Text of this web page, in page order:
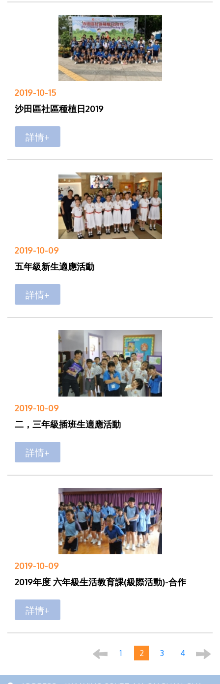
2019-10-15
沙田區社區種植日2019
詳情+
2019-10-09
五年級新生適應活動
詳情+
2019-10-09
二，三年級插班生適應活動
詳情+
2019-10-09
2019年度 六年級生活教育課(級際活動)-合作
詳情+
1 2 3 4